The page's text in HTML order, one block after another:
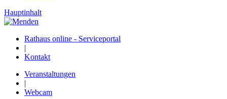
Hauptinhalt
Rathaus online - Serviceportal
|
Kontakt
Veranstaltungen
|
Webcam